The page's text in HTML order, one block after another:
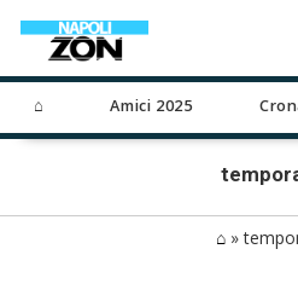
⌂ Amici 2025
⌂ »